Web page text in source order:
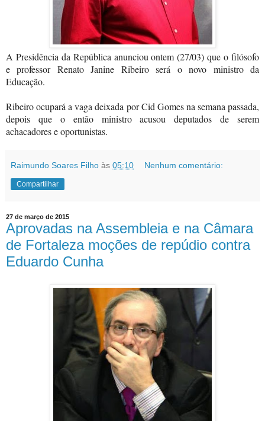
A Presidência da República anunciou ontem (27/03) que o filósofo
e professor Renato Janine Ribeiro será o novo ministro da
Educação.
Ribeiro ocupará a vaga deixada por Cid Gomes na semana passada,
depois que o então ministro acusou deputados de serem
achacadores e oportunistas.
Raimundo Soares Filho às 05:10 Nenhum comentário:
Compartilhar
27 de março de 2015
Aprovadas na Assembleia e na Câmara
de Fortaleza moções de repúdio contra
Eduardo Cunha